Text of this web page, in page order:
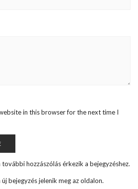
in this browser for the next time I
hozzászólás érkezik a bejegyzéshez.
bejegyzés jelenik meg az oldalon.